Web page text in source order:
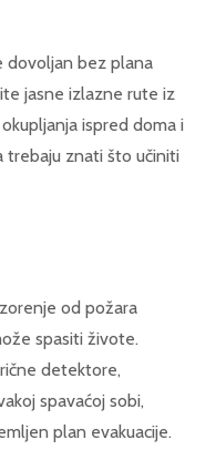
dovoljan bez plana
jasne izlazne rute iz
ispred doma i
trebaju znati što učiniti
od požara
spasiti živote.
detektore,
spavaćoj sobi,
plan evakuacije.